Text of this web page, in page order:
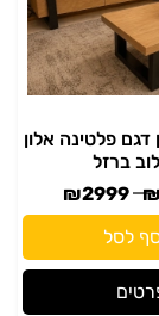
דגם פלטינה אלון
ברזל
₪2999
לסל